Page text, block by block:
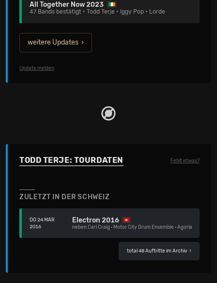
All Together Now 2023
47 Bands bestätigt • Todd Terje • Iggy Pop • Lorde
weitere Updates
Update melden
TODD TERJE: TOURDATEN Fehlt etwas?
ZULETZT IN DER SCHWEIZ
DO 24 MÄR
2016
Electron 2016
nebenCarl Craig· Motor City Drum Ensemble ·Agoria
total 48 Auftritte im Archiv ›